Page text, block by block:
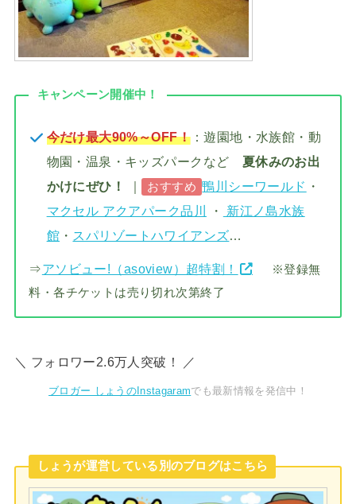
キャンペーン開催中！
今だけ最大90%～OFF！：遊園地・水族館・動
物園・温泉・キッズパークなど 夏休みのお出
かけにぜひ！
｜ おすすめ 鴨川シーワールド ・
マクセル アクアパーク品川
・
新江ノ島水族
館 ・ スパリゾートハワイアンズ…
⇒アソビュー!（asoview）超特割！
※登録無
料・各チケットは売り切れ次第終了
＼ フォロワー2.6万人突破！ ／
ブロガー しょうのInstagaramでも最新情報を発信中！
しょうが運営している別のブログはこちら